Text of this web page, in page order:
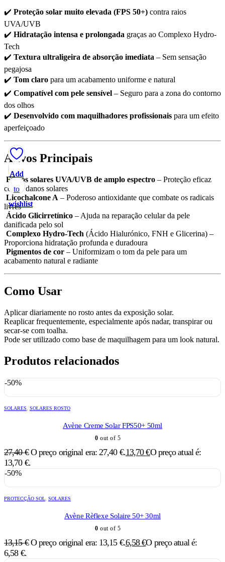
✔️ Proteção solar muito elevada (FPS 50+) contra raios
UVA/UVB
✔️ Hidratação intensa e prolongada graças ao Complexo Hydro-
Tech
✔️ Textura ultraligeira de absorção imediata – Sem sensação
pegajosa
✔️ Tom claro para um acabamento uniforme e natural
✔️ Compatível com pele sensível – Seguro para a zona do contorno
dos olhos
✔️ Desenvolvido com maquilhadores profissionais para um efeito
aperfeiçoado
Ativos Principais
Filtros solares UVA/UVB de amplo espectro – Proteção eficaz
contra danos solares
Licochalcone A – Poderoso antioxidante que combate os radicais
livres
Ácido Glicirretínico – Ajuda na reparação celular da pele
danificada pelo sol
Complexo Hydro-Tech (Ácido Hialurónico, FNH e Glicerina) –
Proporciona hidratação profunda e duradoura
Pigmentos de cor – Uniformizam o tom da pele para um
acabamento natural e radiante
Como Usar
Aplicar diariamente no rosto antes da exposição solar.
Reaplicar frequentemente, especialmente após nadar, transpirar ou
secar-se com toalha.
Pode ser utilizado como base de maquilhagem para um look natural.
Produtos relacionados
-50%
Add
to
wishlist
SOLARES SOLARES ROSTO
Avène Creme Solar FPS50+ 50ml
0 out of 5
27,40€ O preço original era: 27,40 €.13,70€O preço atual é:
13,70 €.
-50%
Add
to
wishlist
PROTECÇÃO SOL SOLARES
Avène Rèflexe Solaire 50+ 30ml
0 out of 5
13,15€ O preço original era: 13,15 €.6,58€O preço atual é:
6,58 €.
Add
to
wishlist
Add
to
wishlist
Add
to
wishlist